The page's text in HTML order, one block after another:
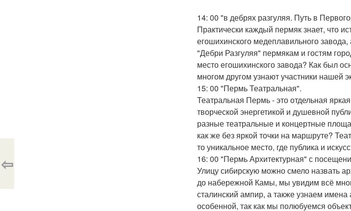
14: 00 "в дебрях разгуляя. Путь в
Практически каждый пермяк знает, что
егошихинского медеплавильного
"Дебри Разгуляя" пермякам и гостям
место егошихинского завода? Как был
многом другом узнают участники нашей
15: 00 "Пермь Театральная".
Театральная Пермь - это отдельная
творческой энергетикой и душевной
разные театральные и концертные
как же без яркой точки на маршруте?
то уникальное место, где публика и
16: 00 "Пермь Архитектурная" с
Улицу сибирскую можно смело назвать
до набережной Камы, мы увидим всё
сталинский ампир, а также узнаем
особенной, так как мы полюбуемся
⇦